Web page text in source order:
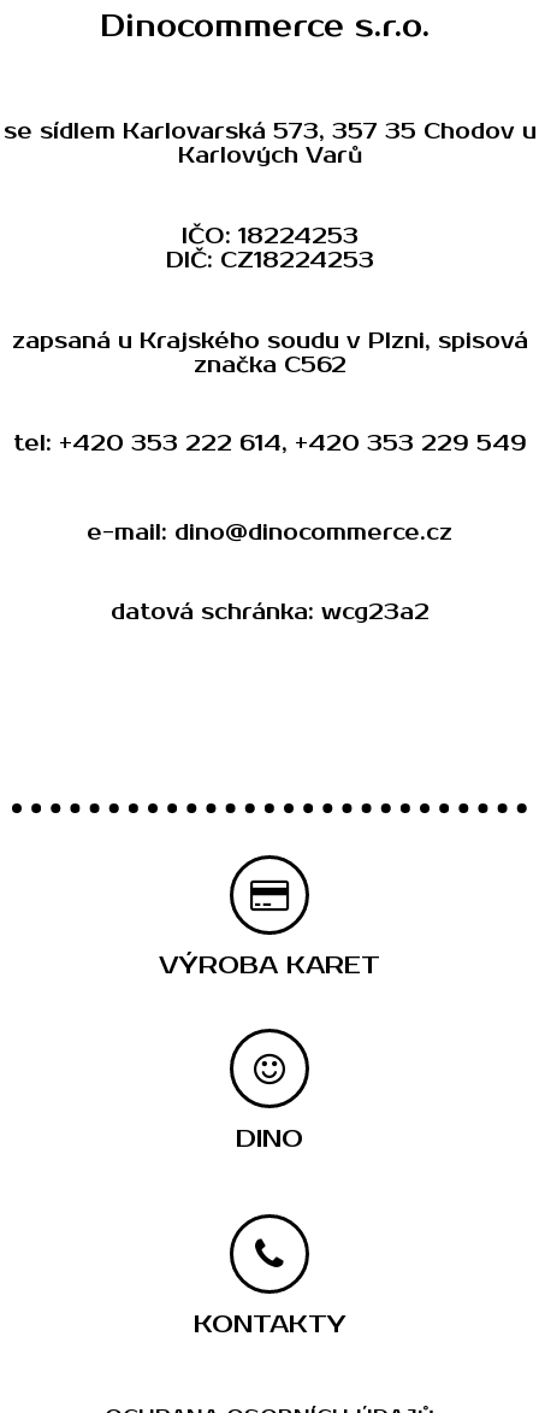
Dinocommerce s.r.o.
se sídlem Karlovarská 573, 357 35 Chodov u
Karlových Varů
IČO: 18224253
DIČ: CZ18224253
zapsaná u Krajského soudu v Plzni, spisová
značka C562
tel: +420 353 222 614, +420 353 229 549
e-mail: dino@dinocommerce.cz
datová schránka: wcg23a2
VÝROBA KARET
DINO
KONTAKTY